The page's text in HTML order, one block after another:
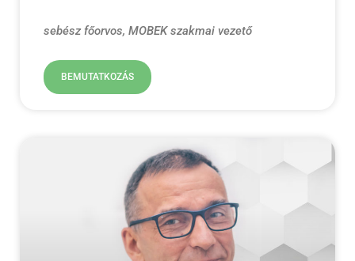
sebész főorvos, MOBEK szakmai vezető
BEMUTATKOZÁS